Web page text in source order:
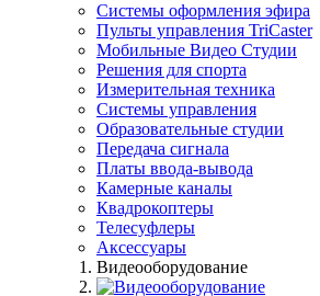
Системы оформления эфира
Пульты управления TriCaster
Мобильные Видео Студии
Решения для спорта
Измерительная техника
Системы управления
Образовательные студии
Передача сигнала
Платы ввода-вывода
Камерные каналы
Квадрокоптеры
Телесуфлеры
Аксессуары
Видеооборудование